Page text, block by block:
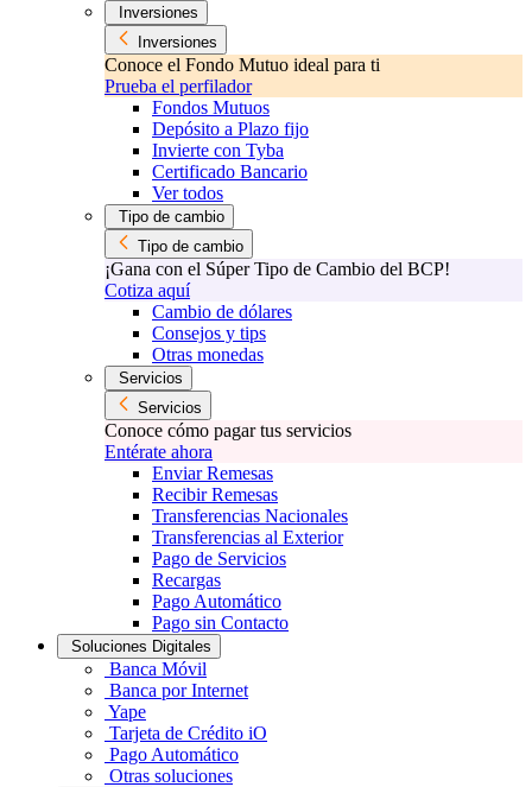
Inversiones
Inversiones
Conoce el Fondo Mutuo ideal para ti
Prueba el perfilador
Fondos Mutuos
Depósito a Plazo fijo
Invierte con Tyba
Certificado Bancario
Ver todos
Tipo de cambio
Tipo de cambio
¡Gana con el Súper Tipo de Cambio del BCP!
Cotiza aquí
Cambio de dólares
Consejos y tips
Otras monedas
Servicios
Servicios
Conoce cómo pagar tus servicios
Entérate ahora
Enviar Remesas
Recibir Remesas
Transferencias Nacionales
Transferencias al Exterior
Pago de Servicios
Recargas
Pago Automático
Pago sin Contacto
Soluciones Digitales
Banca Móvil
Banca por Internet
Yape
Tarjeta de Crédito iO
Pago Automático
Otras soluciones